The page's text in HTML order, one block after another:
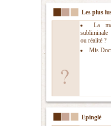
Les plus
La
ou réalité ?
Mis
Epinglé